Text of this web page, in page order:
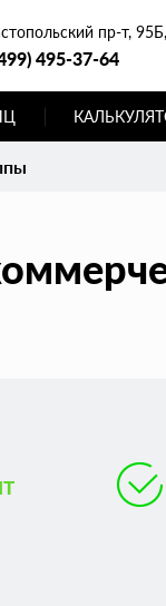
пр-т,
495-37-64